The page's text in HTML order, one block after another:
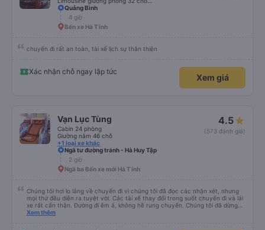
chuyển sang xe buýt khác để đến khách sạn của mình ở Đà Nẵng, xe quá
đông và tôi phải ngồi trên một chiếc ghế nhựa ở lối đi giữa, điều này không lý
tưởng. Nhìn chung: Mặc dù có một vài bất tiện nhỏ, tôi đã có trải nghiệm
tích cực với công ty này. Đây là dịch vụ xe buýt tốt nhất mà tôi từng sử
Quảng Bình
4 giờ
Bến xe Hà Tĩnh
chuyến đi rất an toàn, tài xế lịch sự thân thiện
Xác nhận chỗ ngay lập tức
Xem giá
Vạn Lục Tùng
Cabin 24 phòng
Giường nằm 46 chỗ
+1 loại xe khác
4.5
(573 đánh giá)
Ngã tư đường tránh - Hà Huy Tập
2 giờ
Ngã ba Bến xe mới Hà Tĩnh
Chúng tôi hơi lo lắng về chuyến đi vì chúng tôi đã đọc các nhận xét, nhưng
mọi thứ đều diễn ra tuyệt vời. Các tài xế thay đổi trong suốt chuyến đi và lái
xe rất cẩn thận. Đường đi êm ả, không hề rung chuyển. Chúng tôi đã dừng
đủ số lần để đi vệ sinh và dừng lại để ăn tối. Nhìn chung, ghế ngồi có thể hơi
Xem thêm